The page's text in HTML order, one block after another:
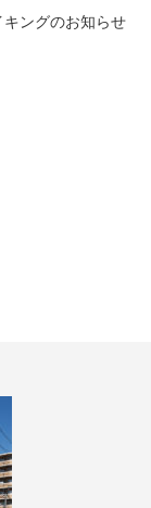
ングのお知らせ